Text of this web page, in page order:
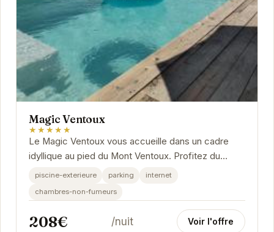
Magic Ventoux
★★★★★
Le Magic Ventoux vous accueille dans un cadre
idyllique au pied du Mont Ventoux. Profitez du
calme et de la beauté de la Provence dans cet...
piscine-exterieure parking
internet
chambres-non-fumeurs
208€ /nuit Voir l'offre